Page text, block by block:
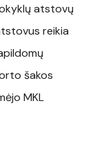
atstovų
reikia
šakos
MKL